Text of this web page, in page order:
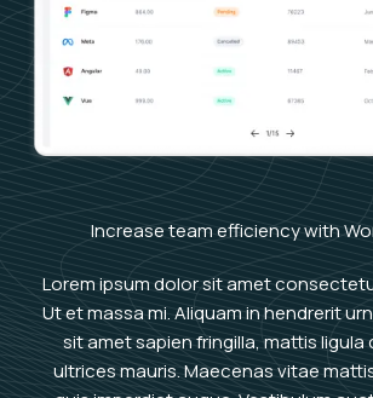
Increase team efficiency with
Lorem ipsum dolor sit amet
Ut et massa mi. Aliquam in hendrerit
sit amet sapien fringilla, mattis
ultrices mauris. Maecenas vitae